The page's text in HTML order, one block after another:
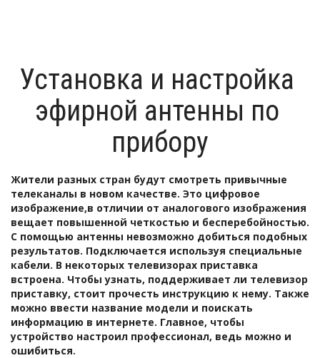
Установка и настройка
эфирной антенны по
прибору
Жители разных стран будут смотреть привычные
телеканалы в новом качестве. Это цифровое
изображение,в отличии от аналогового изображения
вещает повышенной четкостью и бесперебойностью.
С помощью антенны невозможно добиться подобных
результатов. Подключается используя специальные
кабели. В некоторых телевизорах приставка
встроена. Чтобы узнать, поддерживает ли телевизор
приставку, стоит прочесть инструкцию к нему. Также
можно ввести название модели и поискать
информацию в интернете. Главное, чтобы
устройство настроил профессионал, ведь можно и
ошибиться.